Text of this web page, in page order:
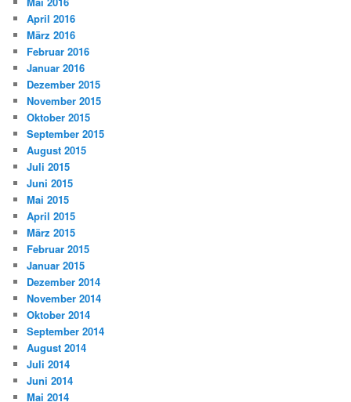
April 2016
März 2016
Februar 2016
Januar 2016
Dezember 2015
November 2015
Oktober 2015
September 2015
August 2015
Juli 2015
Juni 2015
Mai 2015
April 2015
März 2015
Februar 2015
Januar 2015
Dezember 2014
November 2014
Oktober 2014
September 2014
August 2014
Juli 2014
Juni 2014
Mai 2014